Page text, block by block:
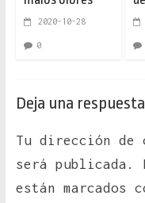
2020-10-28
0
Deja una respuesta
Tu dirección de
será publicada.
están marcados